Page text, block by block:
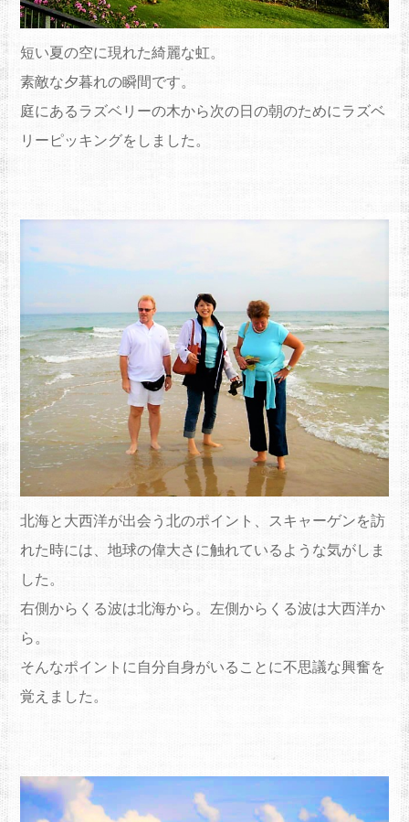
短い夏の空に現れた綺麗な虹。
素敵な夕暮れの瞬間です。
庭にあるラズベリーの木から次の日の朝のためにラズベ
リーピッキングをしました。
北海と大西洋が出会う北のポイント、スキャーゲンを訪
れた時には、地球の偉大さに触れているような気がしま
した。
右側からくる波は北海から。左側からくる波は大西洋か
ら。
そんなポイントに自分自身がいることに不思議な興奮を
覚えました。